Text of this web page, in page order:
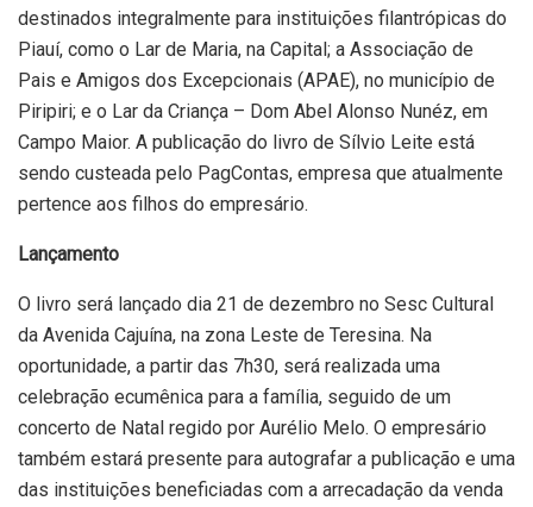
destinados integralmente para instituições filantrópicas do
Piauí, como o Lar de Maria, na Capital; a Associação de
Pais e Amigos dos Excepcionais (APAE), no município de
Piripiri; e o Lar da Criança – Dom Abel Alonso Nunéz, em
Campo Maior. A publicação do livro de Sílvio Leite está
sendo custeada pelo PagContas, empresa que atualmente
pertence aos filhos do empresário.
Lançamento
O livro será lançado dia 21 de dezembro no Sesc Cultural
da Avenida Cajuína, na zona Leste de Teresina. Na
oportunidade, a partir das 7h30, será realizada uma
celebração ecumênica para a família, seguido de um
concerto de Natal regido por Aurélio Melo. O empresário
também estará presente para autografar a publicação e uma
das instituições beneficiadas com a arrecadação da venda